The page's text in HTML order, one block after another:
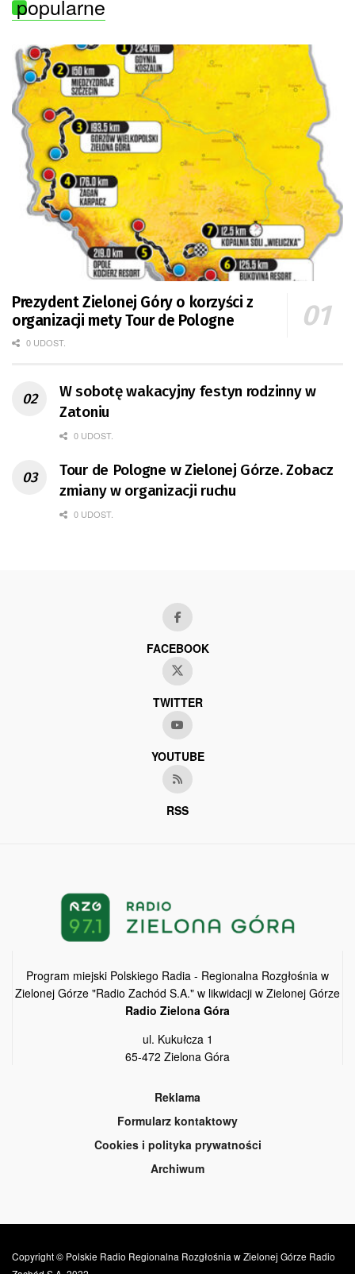
popularne
Prezydent Zielonej Góry o korzyści z
organizacji mety Tour de Pologne
0 UDOST.
W sobotę wakacyjny festyn rodzinny w
Zatoniu
0 UDOST.
Tour de Pologne w Zielonej Górze. Zobacz
zmiany w organizacji ruchu
0 UDOST.
FACEBOOK
TWITTER
YOUTUBE
RSS
Program miejski Polskiego Radia - Regionalna Rozgłośnia w
Zielonej Górze "Radio Zachód S.A." w likwidacji w Zielonej Górze
Radio Zielona Góra
ul. Kukułcza 1
65-472 Zielona Góra
Reklama
Formularz kontaktowy
Cookies i polityka prywatności
Archiwum
Copyright © Polskie Radio Regionalna Rozgłośnia w Zielonej Górze Radio